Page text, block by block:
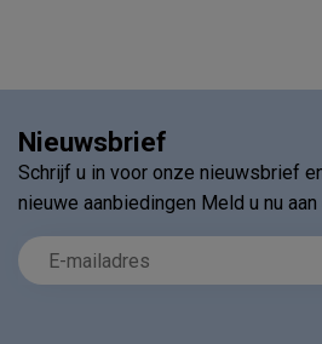
Nieuwsbrief
Schrijf u in voor onze nieuwsbrief
nieuwe aanbiedingen Meld u nu